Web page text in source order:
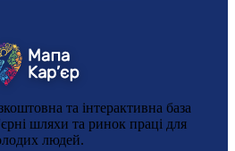
та інтерактивна база
шляхи та ринок праці для
людей.